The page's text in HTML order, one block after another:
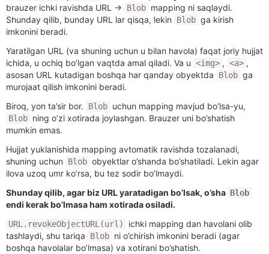
brauzer ichki ravishda URL →
Blob mapping ni saqlaydi.
Shunday qilib, bunday URL lar qisqa, lekin
Blob ga kirish
imkonini beradi.
Yaratilgan URL (va shuning uchun u bilan havola) faqat joriy hujjat
ichida, u ochiq bo’lgan vaqtda amal qiladi. Va u <img> , <a> ,
asosan URL kutadigan boshqa har qanday obyektda
Blob ga
murojaat qilish imkonini beradi.
Biroq, yon ta’sir bor.
Blob uchun mapping mavjud bo’lsa-yu,
Blob ning o’zi xotirada joylashgan. Brauzer uni bo’shatish
mumkin emas.
Hujjat yuklanishida mapping avtomatik ravishda tozalanadi,
shuning uchun
Blob obyektlar o’shanda bo’shatiladi. Lekin agar
ilova uzoq umr ko’rsa, bu tez sodir bo’lmaydi.
Shunday qilib, agar biz URL yaratadigan bo’lsak, o’sha Blob
endi kerak bo’lmasa ham xotirada osiladi.
URL.revokeObjectURL(url)
ichki mapping dan havolani olib
tashlaydi, shu tariqa
Blob ni o’chirish imkonini beradi (agar
boshqa havolalar bo’lmasa) va xotirani bo’shatish.